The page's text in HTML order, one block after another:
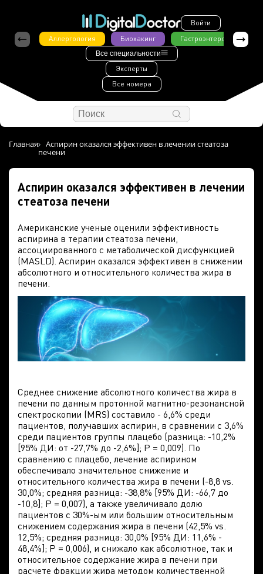
Войти
Аллергология
Биохакинг Гастроэнтерология
Все специальности
Эксперты
Все номера
Главная Аспирин оказался эффективен в лечении стеатоза
печени
Аспирин оказался эффективен в лечении
стеатоза печени
Американские ученые оценили эффективность
аспирина в терапии стеатоза печени,
ассоциированного с метаболической дисфункцией
(MASLD). Аспирин оказался эффективен в снижении
абсолютного и относительного количества жира в
печени.
Среднее снижение абсолютного количества жира в
печени по данным протонной магнитно-резонансной
спектроскопии (MRS) составило - 6,6% среди
пациентов, получавших аспирин, в сравнении с 3,6%
среди пациентов группы плацебо (разница: -10,2%
[95% ДИ: от -27,7% до -2,6%]; P = 0,009). По
сравнению с плацебо, лечение аспирином
обеспечивало значительное снижение и
относительного количества жира в печени (-8,8 vs.
30,0%; средняя разница: -38,8% [95% ДИ: -66,7 до
-10,8]; P = 0,007), а также увеличивало долю
пациентов с 30%-ым или большим относительным
снижением содержания жира в печени (42,5% vs.
12,5%; средняя разница: 30,0% [95% ДИ: 11,6% -
48,4%]; P = 0,006), и снижало как абсолютное, так и
относительное содержание жира в печени при
расчете фракции жира методом количественной